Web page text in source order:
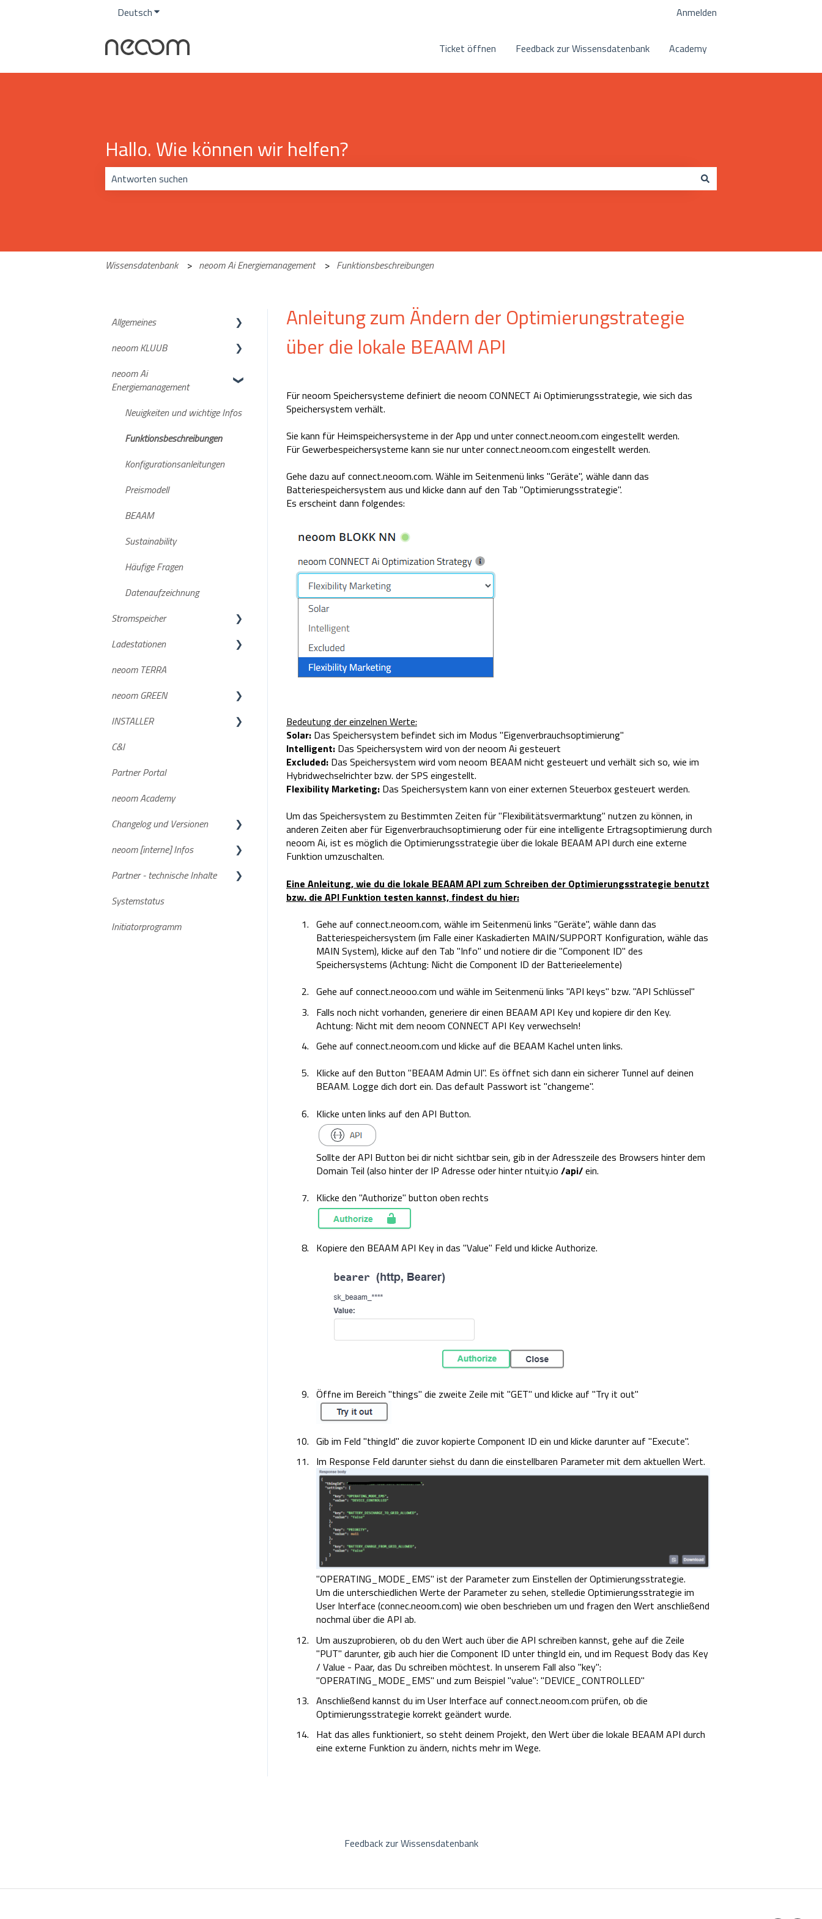
DeutschUntermenü für Übersetzungen anzeigen Anmelden
Ticket öffnen Feedback zur Wissensdatenbank Academy
Hallo. Wie können wir helfen?
Wissensdatenbank neoom Ai Energiemanagement Funktionsbeschreibungen
Anleitung zum Ändern der Optimierungstrategie
über die lokale BEAAM API
Für neoom Speichersysteme definiert die neoom CONNECT Ai Optimierungsstrategie, wie sich das
Speichersystem verhält.
Sie kann für Heimspeichersysteme in der App und unter connect.neoom.com eingestellt werden.
Für Gewerbespeichersysteme kann sie nur unter connect.neoom.com eingestellt werden.
Gehe dazu auf connect.neoom.com. Wähle im Seitenmenü links "Geräte", wähle dann das
Batteriespeichersystem aus und klicke dann auf den Tab "Optimierungsstrategie".
Es erscheint dann folgendes:
Bedeutung der einzelnen Werte:
Solar:Das Speichersystem befindet sich im Modus "Eigenverbrauchsoptimierung"
Intelligent:Das Speichersystem wird von der neoom Ai gesteuert
Excluded:Das Speichersystem wird vom neoom BEAAM nicht gesteuert und verhält sich so, wie im
Hybridwechselrichter bzw. der SPS eingestellt.
Flexibility Marketing:Das Speichersystem kann von einer externen Steuerbox gesteuert werden.
Um das Speichersystem zu Bestimmten Zeiten für "Flexibilitätsvermarktung" nutzen zu können, in
anderen Zeiten aber für Eigenverbrauchsoptimierung oder für eine intelligente Ertragsoptimierung durch
neoom Ai, ist es möglich die Optimierungsstrategie über die lokale BEAAM API durch eine externe
Funktion umzuschalten.
Eine Anleitung, wie du die lokale BEAAM API zum Schreiben der Optimierungsstrategie benutzt
bzw. die API Funktion testen kannst, findest du hier:
Gehe auf connect.neoom.com, wähle im Seitenmenü links "Geräte", wähle dann das
Batteriespeichersystem (im Falle einer Kaskadierten MAIN/SUPPORT Konfiguration, wähle das
MAIN System), klicke auf den Tab "Info" und notiere dir die "Component ID" des
Speichersystems (Achtung: Nicht die Component ID der Batterieelemente)
Gehe auf connect.neooo.com und wähle im Seitenmenü links "API keys" bzw. "API Schlüssel"
Falls noch nicht vorhanden, generiere dir einen BEAAM API Key und kopiere dir den Key.
Achtung: Nicht mit dem neoom CONNECT API Key verwechseln!
Gehe auf connect.neoom.com und klicke auf die BEAAM Kachel unten links.
Klicke auf den Button "BEAAM Admin UI". Es öffnet sich dann ein sicherer Tunnel auf deinen
BEAAM. Logge dich dort ein. Das default Passwort ist "changeme".
Klicke unten links auf den API Button.
Sollte der API Button bei dir nicht sichtbar sein, gib in der Adresszeile des Browsers hinter dem
Domain Teil (also hinter der IP Adresse oder hinter ntuity.io /api/ein.
Klicke den "Authorize" button oben rechts
Kopiere den BEAAM API Key in das "Value" Feld und klicke Authorize.
Öffne im Bereich "things" die zweite Zeile mit "GET" und klicke auf "Try it out"
Gib im Feld "thingId" die zuvor kopierte Component ID ein und klicke darunter auf "Execute".
Im Response Feld darunter siehst du dann die einstellbaren Parameter mit dem aktuellen Wert.
"OPERATING_MODE_EMS" ist der Parameter zum Einstellen der Optimierungsstrategie.
Um die unterschiedlichen Werte der Parameter zu sehen, stelledie Optimierungsstrategie im
User Interface (connec.neoom.com) wie oben beschrieben um und fragen den Wert anschließend
nochmal über die API ab.
Um auszuprobieren, ob du den Wert auch über die API schreiben kannst, gehe auf die Zeile
"PUT" darunter, gib auch hier die Component ID unter thingId ein, und im Request Body das Key
/ Value - Paar, das Du schreiben möchtest. In unserem Fall also "key":
"OPERATING_MODE_EMS" und zum Beispiel "value": "DEVICE_CONTROLLED"
Anschließend kannst du im User Interface auf connect.neoom.com prüfen, ob die
Optimierungsstrategie korrekt geändert wurde.
Hat das alles funktioniert, so steht deinem Projekt, den Wert über die lokale BEAAM API durch
eine externe Funktion zu ändern, nichts mehr im Wege.
Allgemeines
neoom APP
Netzanmeldung
neoom KLUUB
Suche deiner
Energiegemeinschaft
Deine Anmeldung beim neoom
Betrieb
Weiterführende Informationen
neoom Ai
Energiemanagement
Neuigkeiten und wichtige Infos
Funktionsbeschreibungen
Konfigurationsanleitungen
Preismodell
BEAAM
Sustainability
Häufige Fragen
Datenaufzeichnung
Stromspeicher
KJUUBE NEA / Solax
Batterien
Wechselrichter
BLOKK
Häufige Fragen
Dokumente/Unterlagen
NEEO
STAAK und STAAK Eco
Allgemein
Smartmeter
Ladestationen
BOXX & BOOGIE
Compleo SOLO N & SOLO N+
Häufige Fragen
Charger PRO neoom edition
neoom TERRA
neoom GREEN
GREEN DE
GREEN AT
INSTALLER
Geräteintegration
C&I
Partner Portal
neoom Academy
Changelog und Versionen
BEAAM Software
neoom App
Aktuelle Software Versionen
neoom [interne] Infos
FAQs
Partner - technische Inhalte
Stromspeicher
Systemstatus
Initiatorprogramm
Feedback zur Wissensdatenbank